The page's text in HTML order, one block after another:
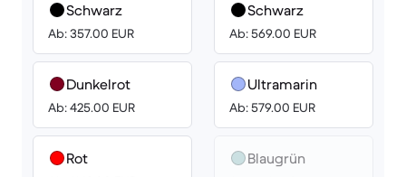
Schwarz
Ab: 357.00 EUR
Dunkelrot
Ab: 425.00 EUR
Rot
Schwarz
Ab: 569.00 EUR
Ultramarin
Ab: 579.00 EUR
Blaugrün